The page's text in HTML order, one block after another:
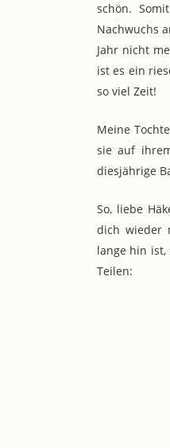
schön.
Nachwuchs
Jahr nicht
ist es ein
so viel Zeit!
Meine
sie auf
diesjährige
So, liebe
dich wieder
lange hin ist,
Teilen: